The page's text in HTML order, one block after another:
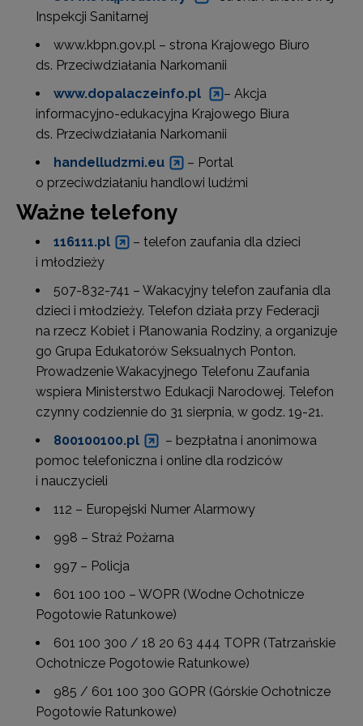
Inspekcji Sanitarnej
www.kbpn.gov.pl – strona Krajowego Biuro
ds. Przeciwdziałania Narkomanii
www.dopalaczeinfo.pl
– Akcja
informacyjno-edukacyjna Krajowego Biura
ds. Przeciwdziałania Narkomanii
handelludzmi.eu
– Portal
o przeciwdziałaniu handlowi ludźmi
Ważne telefony
116111.pl
– telefon zaufania dla dzieci
i młodzieży
507-832-741 – Wakacyjny telefon zaufania dla
dzieci i młodzieży. Telefon działa przy Federacji
na rzecz Kobiet i Planowania Rodziny, a organizuje
go Grupa Edukatorów Seksualnych Ponton.
Prowadzenie Wakacyjnego Telefonu Zaufania
wspiera Ministerstwo Edukacji Narodowej. Telefon
czynny codziennie do 31 sierpnia, w godz. 19-21.
800100100.pl
– bezpłatna i anonimowa
pomoc telefoniczna i online dla rodziców
i nauczycieli
112 – Europejski Numer Alarmowy
998 – Straż Pożarna
997 – Policja
601 100 100 – WOPR (Wodne Ochotnicze
Pogotowie Ratunkowe)
601 100 300 / 18 20 63 444 TOPR (Tatrzańskie
Ochotnicze Pogotowie Ratunkowe)
985 / 601 100 300 GOPR (Górskie Ochotnicze
Pogotowie Ratunkowe)